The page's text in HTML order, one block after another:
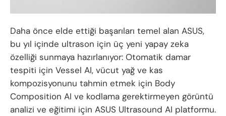
Daha önce elde ettiği başarıları temel alan ASUS,
bu yıl içinde ultrason için üç yeni yapay zeka
özelliği sunmaya hazırlanıyor: Otomatik damar
tespiti için Vessel AI, vücut yağ ve kas
kompozisyonunu tahmin etmek için Body
Composition AI ve kodlama gerektirmeyen görüntü
analizi ve eğitimi için ASUS Ultrasound AI platformu.